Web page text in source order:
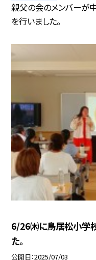
親父の会のメンバーが
を行いました。
6/26㈭に鳥居松小学
た。
公開日 2025/07/03